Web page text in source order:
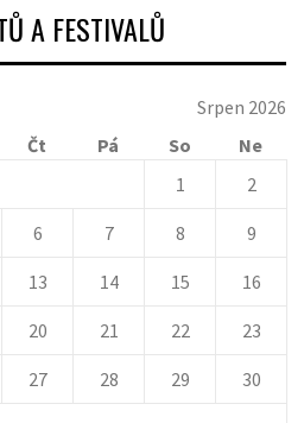
A FESTIVALŮ
Srpen 2026
Čt Pá So
Ne
1
2
6 7 8 9
13 14 15 16
20 21 22 23
27 28 29 30